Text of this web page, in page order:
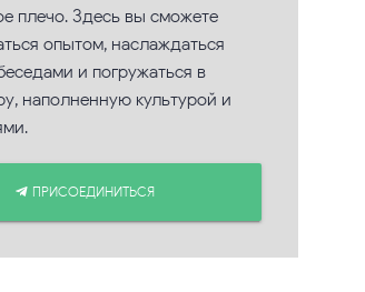
плечо. Здесь вы сможете
опытом, наслаждаться
и погружаться в
наполненную культурой и
ПРИСОЕДИНИТЬСЯ